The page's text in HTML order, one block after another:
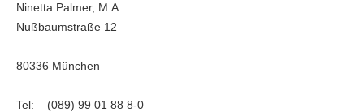
Ninetta Palmer, M.A.
Nußbaumstraße 12
80336 München
Tel: (089) 99 01 88 8-0